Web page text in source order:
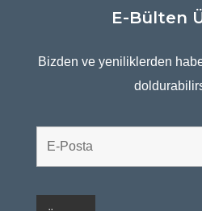
E-Bülten
Bizden ve yeniliklerden